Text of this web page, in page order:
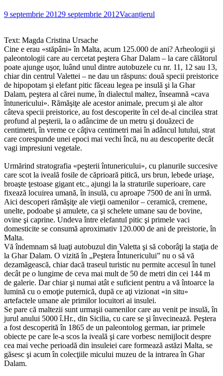
9 septembrie 20129 septembrie 2012Vacanțierul
Text: Magda Cristina Ursache
Cine e erau «stăpâni» în Malta, acum 125.000 de ani? Arheologii şi
paleontologii care au cercetat peştera Ghar Dalam – la care călătorul
poate ajunge uşor, luând unul dintre autobuzele cu nr. 11, 12 sau 13,
chiar din centrul Valettei – ne dau un răspuns: două specii preistorice
de hipopotam şi elefant pitic făceau legea pe insulă şi la Ghar
Dalam, peştera al cărei nume, în dialectul maltez, înseamnă «cava
întunericului». Rămăşiţe ale acestor animale, precum şi ale altor
câteva specii preistorice, au fost descoperite în cel de-al cincilea strat
profund al peşterii, la o adâncime de un metru şi douăzeci de
centimetri, în vreme ce câţiva centimetri mai în adâncul lutului, strat
care corespunde unei epoci mai vechi încă, nu au descoperite decât
vagi impresiuni vegetale.
Urmărind stratografia «peşterii întunericului», cu planurile succesive
care scot la iveală fosile de căprioară pitică, urs brun, lebede uriaşe,
broaşte ţestoase gigant etc., ajungi la la straturile superioare, care
fixează locuirea umană, în insulă, cu aproape 7500 de ani în urmă.
Aici descoperi rămăşiţe ale vieţii oamenilor – ceramică, cremene,
unelte, podoabe şi amulete, ca şi schelete umane sau de bovine,
ovine şi caprine. Undeva între elefantul pitic şi primele vaci
domesticite se consumă aproximativ 120.000 de ani de preistorie, în
Malta.
Vă îndemnam să luaţi autobuzul din Valetta şi să coborâţi la staţia de
la Ghar Dalam. O vizită în „Peştera Întunericului” nu o să vă
dezamăgească, chiar dacă traseul turistic nu permite accesul în tunel
decât pe o lungime de ceva mai mult de 50 de metri din cei 144 m
de galerie. Dar chiar şi numai atât e suficient pentru a vă întoarce la
lumină cu o emoţie puternică, după ce aţi vizionat «in situ»
artefactele umane ale primilor locuitori ai insulei.
Se pare că maltezii sunt urmaşii oamenilor care au venit pe insulă, în
jurul anului 5000 î.Hr., din Sicilia, cu care se şi învecinează. Peştera
a fost descoperită în 1865 de un paleontolog german, iar primele
obiecte pe care le-a scos la iveală şi care vorbesc nemijlocit despre
cea mai veche perioadă din insuleiei care formează astăzi Malta, se
găsesc şi acum în colecţiile micului muzeu de la intrarea în Ghar
Dalam.